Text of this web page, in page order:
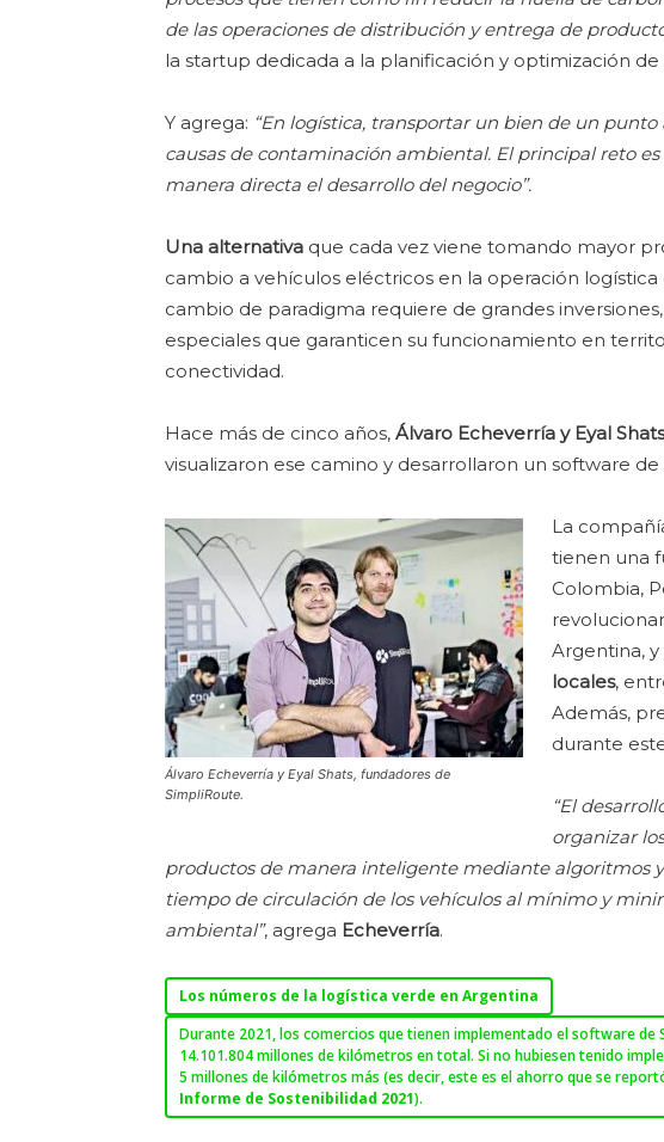
de las operaciones de distribución y entrega de
la startup dedicada a la planificación y optimización de
Y agrega: “En logística, transportar un bien de un
causas de contaminación ambiental. El principal reto
manera directa el desarrollo del negocio”.
Una alternativa que cada vez viene tomando mayor
cambio a vehículos eléctricos en la operación
cambio de paradigma requiere de grandes
especiales que garanticen su funcionamiento en
conectividad.
Hace más de cinco años, Álvaro Echeverría y Eyal Shats
visualizaron ese camino y desarrollaron un software
Álvaro Echeverría y Eyal Shats, fundadores de
SimpliRoute.
La
tienen una
Colombia,
Argentina,
locales,
Además,
durante
“El
organizar
productos de manera inteligente mediante algoritmos
tiempo de circulación de los vehículos al mínimo y
ambiental”, agrega Echeverría.
Los números de la logística verde en Argentina
Durante 2021, los comercios que tienen implementado el software
14.101.804 millones de kilómetros en total. Si no hubiesen tenido
5 millones de kilómetros más (es decir, este es el ahorro que se
Informe de Sostenibilidad 2021).